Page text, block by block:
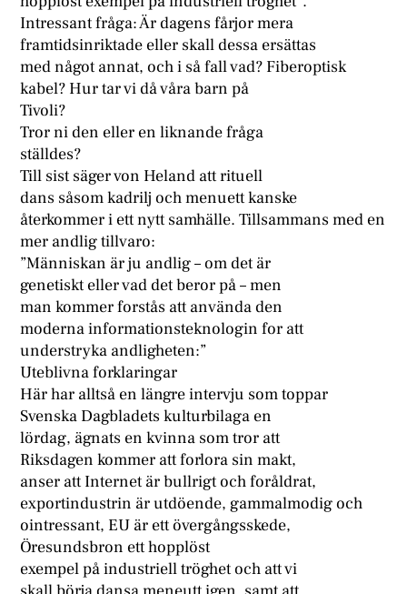
Intressant fråga: Är dagens fårjor mera
framtidsinriktade eller skall dessa ersättas
med något annat, och i så fall vad? Fiberoptisk
kabel? Hur tar vi då våra barn på
Tivoli?
Tror ni den eller en liknande fråga
ställdes?
Till sist säger von Heland att rituell
dans såsom kadrilj och menuett kanske
återkommer i ett nytt samhälle. Tillsammans med en
mer andlig tillvaro:
”Människan är ju andlig – om det är
genetiskt eller vad det beror på – men
man kommer forstås att använda den
moderna informationsteknologin for att
understryka andligheten:”
Uteblivna forklaringar
Här har alltså en längre intervju som toppar
Svenska Dagbladets kulturbilaga en
lördag, ägnats en kvinna som tror att
Riksdagen kommer att forlora sin makt,
anser att Internet är bullrigt och foråldrat,
exportindustrin är utdöende, gammalmodig och
ointressant, EU är ett övergångsskede,
Öresundsbron ett hopplöst
exempel på industriell tröghet och att vi